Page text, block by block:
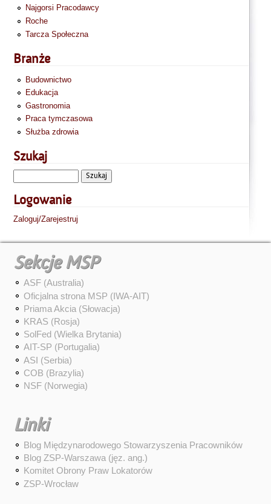
Najgorsi Pracodawcy
Roche
Tarcza Społeczna
Branże
Budownictwo
Edukacja
Gastronomia
Praca tymczasowa
Służba zdrowia
Szukaj
Logowanie
Zaloguj/Zarejestruj
Sekcje MSP
ASF (Australia)
Oficjalna strona MSP (IWA-AIT)
Priama Akcia (Słowacja)
KRAS (Rosja)
SolFed (Wielka Brytania)
AIT-SP (Portugalia)
ASI (Serbia)
COB (Brazylia)
NSF (Norwegia)
Linki
Blog Międzynarodowego Stowarzyszenia Pracowników
Blog ZSP-Warszawa (jęz. ang.)
Komitet Obrony Praw Lokatorów
ZSP-Wrocław